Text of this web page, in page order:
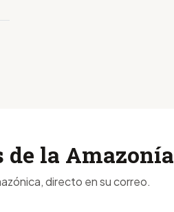
la Amazonía
directo en su correo.